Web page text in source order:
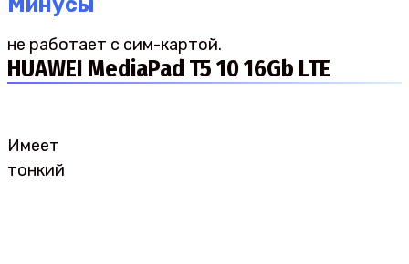
не работает с сим-картой.
HUAWEI MediaPad T5 10 16Gb LTE
Имеет
тонкий